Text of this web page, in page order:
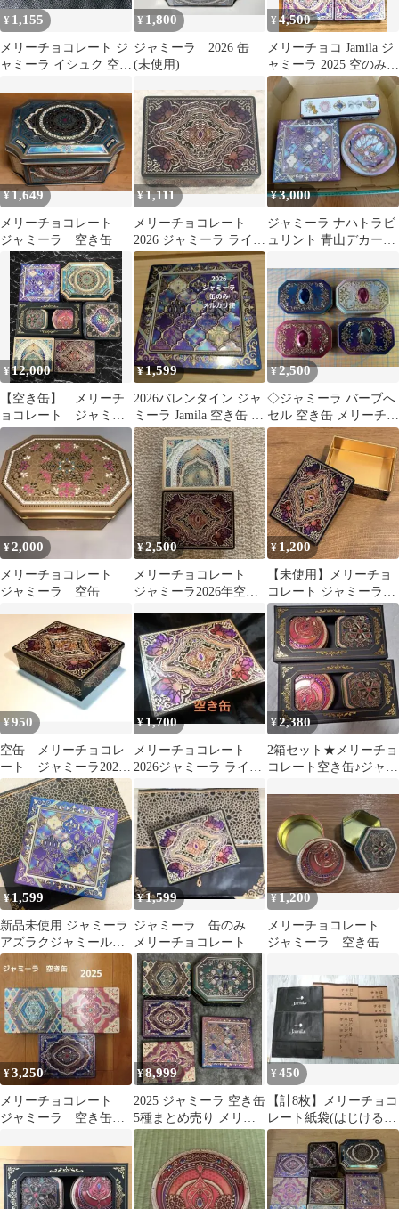
¥ 1,155
メリーチョコレート ジ
ャミーラ イシュク 空き
¥ 1,800
ジャミーラ 2026 缶
(未使用)
¥4,500
メリーチョコ Jamila ジ
ャミーラ 2025 空のみ 5
個
¥1,649
メリーチョコレート
ジャミーラ 空き缶
¥1,111
メリーチョコレート
2026 ジャミーラ ライル
（夜）空き缶
¥3,000
ジャミーラ ナハトラビ
ュリント 青山デカーボ
¥12,000
【空き缶】 メリーチ
ョコレート ジャミー
ラ 2026
¥1,599
2026バレンタイン ジャ
ミーラ Jamila 空き缶 チ
ョコレート缶
¥2,500
◇ジャミーラ バーブへ
セル 空き缶 メリーチョ
コレート
¥2,000
メリーチョコレート
ジャミーラ 空缶
¥2,500
メリーチョコレート
ジャミーラ2026年空き
¥ 1,200
【未使用】メリーチョ
コレート ジャミーラ
2026 ライル 【空き缶】
¥950
空缶 メリーチョコレ
ート ジャミーラ2026
ライル(夜)
¥1,700
メリーチョコレート
2026ジャミーラ ライル
¥2,380
2箱セット★メリーチョ
コレート空き缶♪ジャミ
缶 2箱セット
¥1,599
新品未使用 ジャミーラ
アズラクジャミール
2026年限定デザイン お
菓子缶
¥1,599
ジャミーラ 缶のみ
メリーチョコレート
¥1,200
メリーチョコレート
ジャミーラ 空き缶
¥3,250
メリーチョコレート
ジャミーラ 空き缶 3
¥8,999
2025 ジャミーラ 空き缶
5種まとめ売り メリー
チョコレート
¥450
【計8枚】メリーチョコ
レート紙袋(はじけるキ
ャンディチョコレー
ト・ジャミーラ)